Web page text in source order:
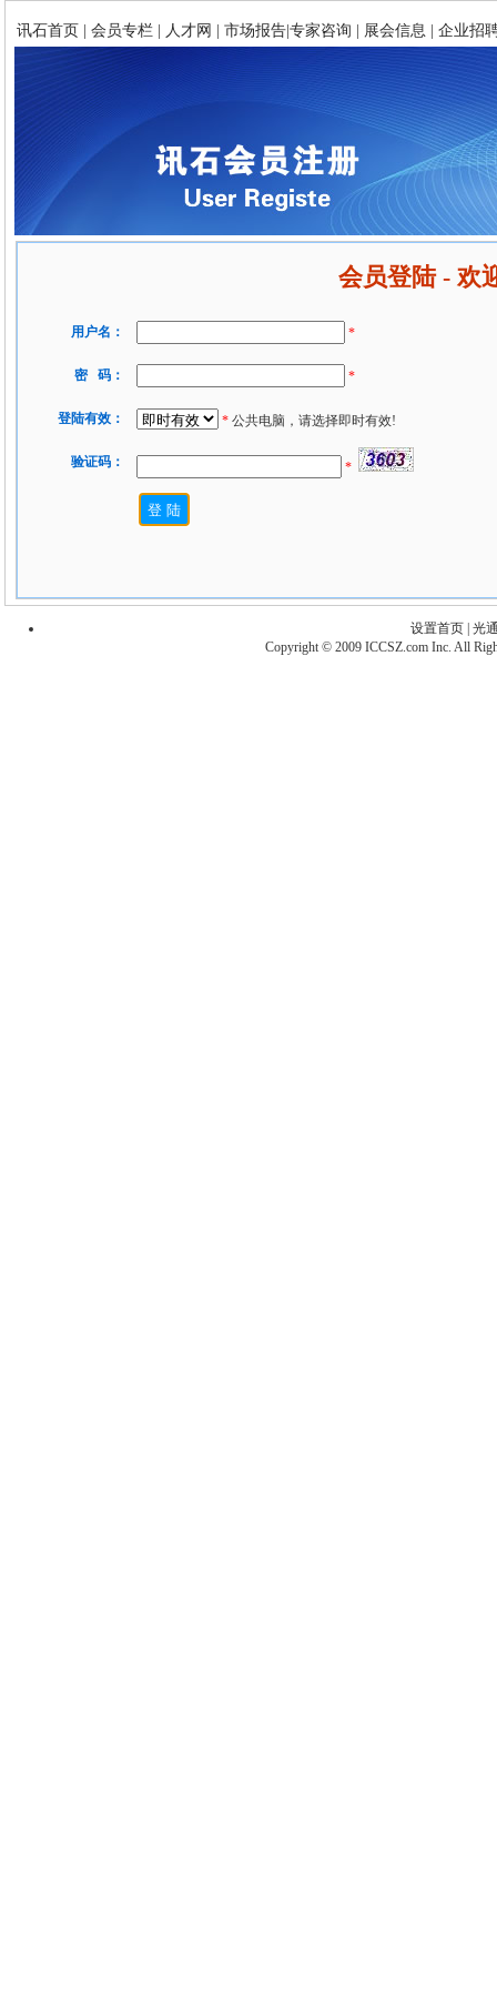
讯石首页 会员专栏 人才网 市场报告 专家咨询 展会信息 企业招
会员登陆 - 欢
用户名： *
密 码： *
登陆有效： * 公共电脑，请选择即时有效!
验证码： *
设置首页| 光
Copyright ©2009 ICCSZ.com Inc. All